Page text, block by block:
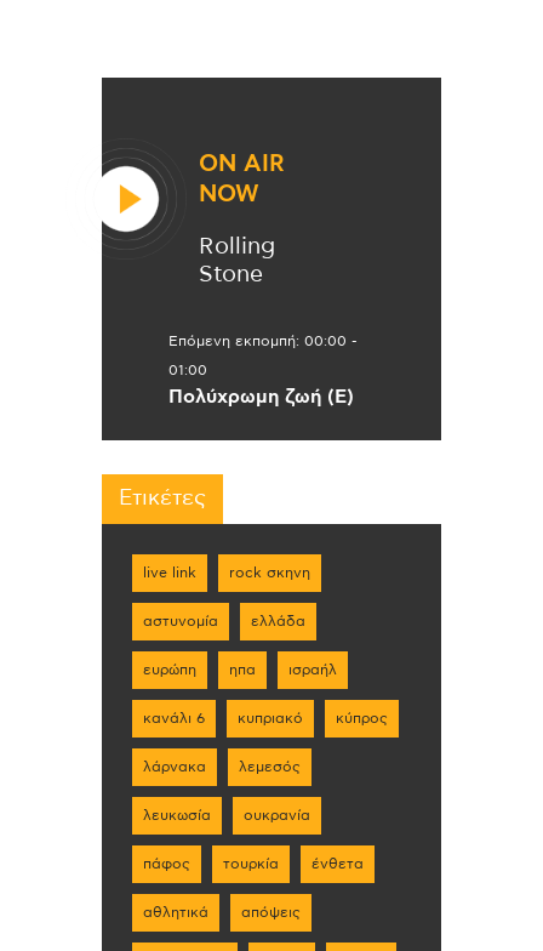
ON AIR
NOW
Rolling
Stone
Επόμενη εκπομπή: 00:00 -
01:00
Πολύχρωμη ζωή (Ε)
Ετικέτες
live link rock σκηνη
αστυνομία ελλάδα
ευρώπη ηπα ισραήλ
κανάλι 6 κυπριακό κύπρος
λάρνακα λεμεσός
λευκωσία ουκρανία
πάφος τουρκία ένθετα
αθλητικά απόψεις